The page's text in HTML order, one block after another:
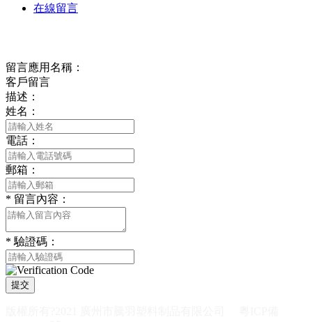
在線留言
留言應用名稱：
客戶留言
描述：
姓名：
電話：
郵箱：
* 留言內容：
* 驗證碼：
提交